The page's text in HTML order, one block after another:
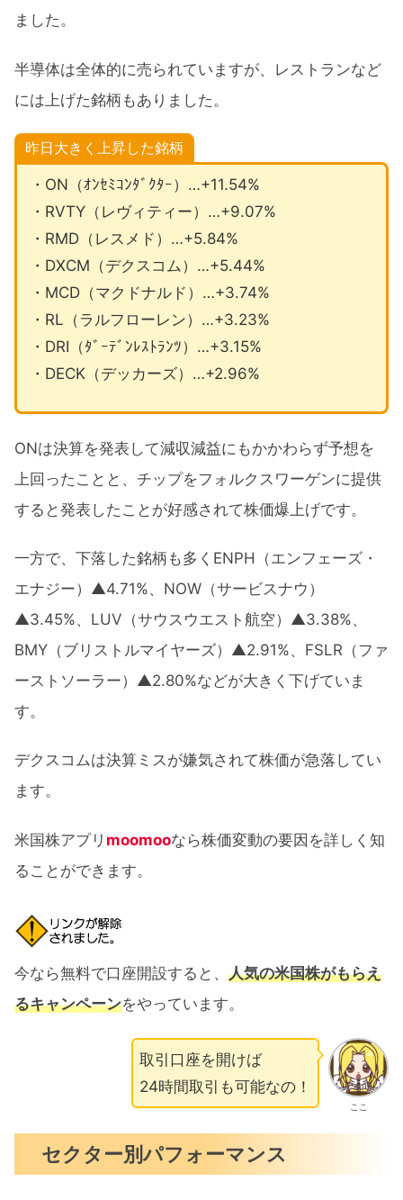
ました。
半導体は全体的に売られていますが、レストランなど
には上げた銘柄もありました。
昨日大きく上昇した銘柄
・ON（ｵﾝｾﾐｺﾝﾀﾞｸﾀｰ）…+11.54%
・RVTY（レヴィティー）…+9.07%
・RMD（レスメド）…+5.84%
・DXCM（デクスコム）…+5.44%
・MCD（マクドナルド）…+3.74%
・RL（ラルフローレン）…+3.23%
・DRI（ﾀﾞｰﾃﾞﾝﾚｽﾄﾗﾝﾂ）…+3.15%
・DECK（デッカーズ）…+2.96%
ONは決算を発表して減収減益にもかかわらず予想を
上回ったことと、チップをフォルクスワーゲンに提供
すると発表したことが好感されて株価爆上げです。
一方で、下落した銘柄も多くENPH（エンフェーズ・
エナジー）▲4.71%、NOW（サービスナウ）
▲3.45%、LUV（サウスウエスト航空）▲3.38%、
BMY（ブリストルマイヤーズ）▲2.91%、FSLR（ファ
ーストソーラー）▲2.80%などが大きく下げていま
す。
デクスコムは決算ミスが嫌気されて株価が急落してい
ます。
米国株アプリ moomooなら株価変動の要因を詳しく知
ることができます。
今なら無料で口座開設すると、 人気の米国株がもらえ
るキャンペーンをやっています。
ここ
取引口座を開けば
24時間取引も可能なの！
セクター別パフォーマンス